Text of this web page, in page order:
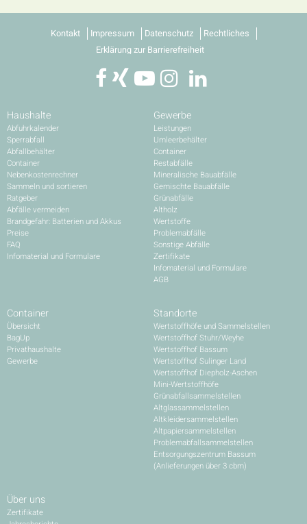
Kontakt Impressum Datenschutz
Rechtliches
Erklärung zur Barrierefreiheit
Haushalte
Abfuhrkalender
Sperrabfall
Abfallbehälter
Container
Nebenkostenrechner
Sammeln und sortieren
Ratgeber
Abfälle vermeiden
Brandgefahr: Batterien und Akkus
Preise
FAQ
Infomaterial und Formulare
Gewerbe
Leistungen
Umleerbehälter
Container
Restabfälle
Mineralische Bauabfälle
Gemischte Bauabfälle
Grünabfälle
Altholz
Wertstoffe
Problemabfälle
Sonstige Abfälle
Zertifikate
Infomaterial und Formulare
AGB
Container
Übersicht
BagUp
Privathaushalte
Gewerbe
Standorte
Wertstoffhöfe und Sammelstellen
Wertstoffhof Stuhr/Weyhe
Wertstoffhof Bassum
Wertstoffhof Sulinger Land
Wertstoffhof Diepholz-Aschen
Mini-Wertstoffhöfe
Grünabfallsammelstellen
Altglassammelstellen
Altkleidersammelstellen
Altpapiersammelstellen
Problemabfallsammelstellen
Entsorgungszentrum Bassum
(Anlieferungen über 3 cbm)
Über uns
Zertifikate